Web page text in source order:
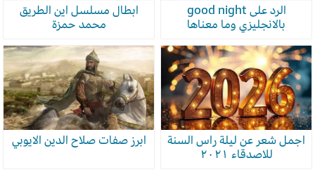
الرد على good night
بالانجليزي وما معناها
ابطال مسلسل اين الطريق
محمد حمزة
اجمل شعر عن ليلة راس السنة
للاصدقاء ٢٠٢١
ابرز صفات صلاح الدين الايوبي